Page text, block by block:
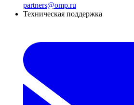
partners@omp.ru
Техническая поддержка